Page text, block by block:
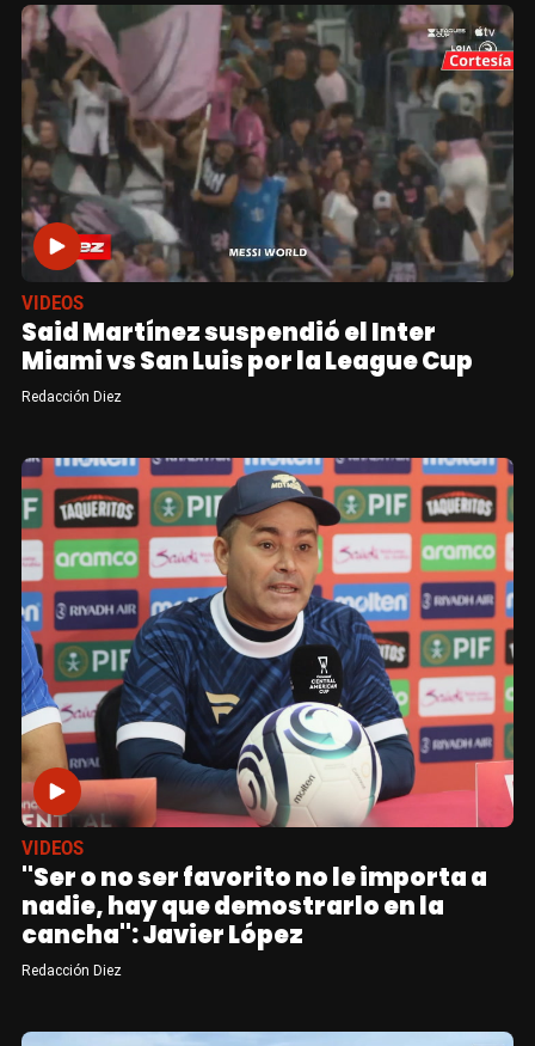
VIDEOS
Said Martínez suspendió el Inter
Miami vs San Luis por la League Cup
Redacción Diez
VIDEOS
"Ser o no ser favorito no le importa a
nadie, hay que demostrarlo en la
cancha": Javier López
Redacción Diez